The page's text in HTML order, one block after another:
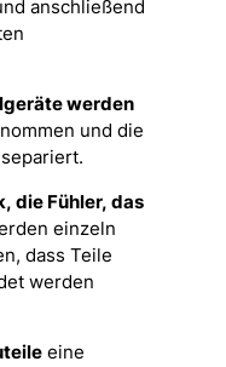
anschließend
werden
und die
die Fühler, das
einzeln
dass Teile
werden
eine